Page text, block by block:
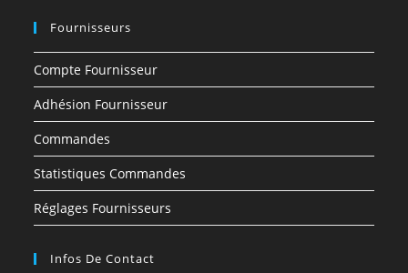
Fournisseurs
Compte Fournisseur
Adhésion Fournisseur
Commandes
Statistiques Commandes
Réglages Fournisseurs
Infos De Contact